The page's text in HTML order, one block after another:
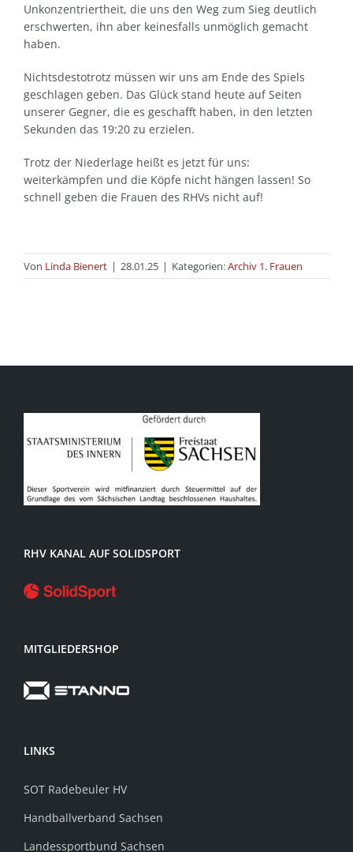
Unkonzentriertheit, die uns den Weg zum Sieg deutlich
erschwerten, ihn aber keinesfalls unmöglich gemacht
haben.
Nichtsdestotrotz müssen wir uns am Ende des Spiels
geschlagen geben. Das Glück stand heute auf Seiten
unserer Gegner, die es geschafft haben, in den letzten
Sekunden das 19:20 zu erzielen.
Trotz der Niederlage heißt es jetzt für uns:
weiterkämpfen und die Köpfe nicht hängen lassen! So
schnell geben die Frauen des RHVs nicht auf!
Von Linda Bienert | 28.01.25 | Kategorien:Archiv 1. Frauen
RHV KANAL AUF SOLIDSPORT
MITGLIEDERSHOP
LINKS
SOT Radebeuler HV
Handballverband Sachsen
Landessportbund Sachsen